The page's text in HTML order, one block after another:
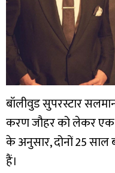
बॉलीवुड सुपरस्टार
करण जौहर को लेकर एक
के अनुसार, दोनों 25
हैं।